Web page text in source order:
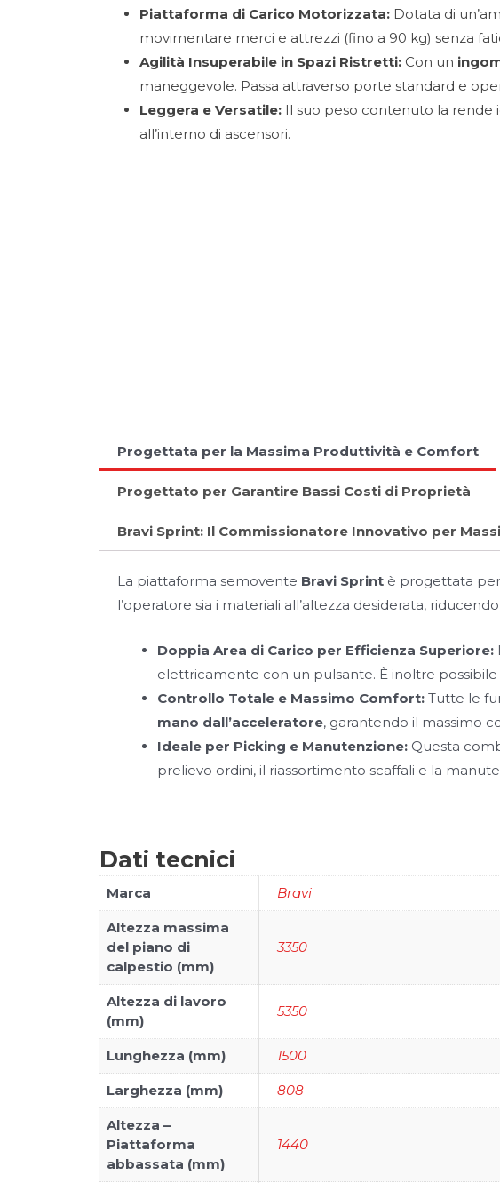
Piattaforma di Carico Motorizzata: Dotata di
movimentare merci e attrezzi (fino a 90 kg) senza
Agilità Insuperabile in Spazi Ristretti: Con un
maneggevole. Passa attraverso porte standard e
Leggera e Versatile: Il suo peso contenuto la rende
all’interno di ascensori.
Progettata per la Massima Produttività e Comfort
Progettato per Garantire Bassi Costi di Proprietà
Bravi Sprint: Il Commissionatore Innovativo per
La piattaforma semovente Bravi Sprint è progettata
l’operatore sia i materiali all’altezza desiderata,
Doppia Area di Carico per Efficienza Superiore:
elettricamente con un pulsante. È inoltre
Controllo Totale e Massimo Comfort: Tutte le
mano dall’acceleratore, garantendo il massimo
Ideale per Picking e Manutenzione: Questa
prelievo ordini, il riassortimento scaffali e la
Dati tecnici
Marca Bravi
Altezza massima
del piano di
calpestio (mm)
3350
Altezza di lavoro
(mm)
5350
Lunghezza (mm) 1500
Larghezza (mm) 808
Altezza –
Piattaforma
abbassata (mm)
1440